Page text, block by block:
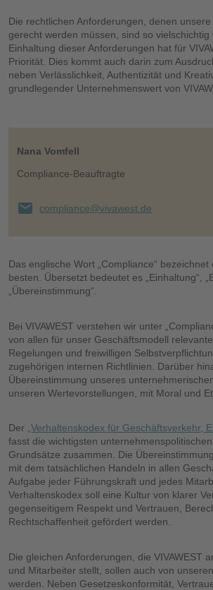
Die rechtlichen Anforderungen, denen
gerecht werden müssen, sind so vielschichtig
Einhaltung dieser Anforderungen hat für
Priorität. Dies kommt auch darin zum
neben Verlässlichkeit, Authentizität und
grundlegender Unternehmenswert von
Nana Vomfell
Compliance-Beauftragte
compliance@vivawest.de
Das englische Wort „Compliance“
besten. Übersetzt bedeutet es „Einhaltung“,
„Übereinstimmung“.
Bei VIVAWEST verstehen wir unter
von allen für unser Geschäftsmodell
Regelungen und freiwilligen
zugehörigen internen Richtlinien. Darüber
Übereinstimmung unseres
unseren Wertevorstellungen, mit Moral und
Der „Verhaltenskodex für Geschäftsverkehr,
fasst die wichtigsten
Grundsätze zusammen. Die
mit dem tatsächlichen Handeln in allen
Aufgabe jeder Führungskraft und jedes
Verhaltenskodex soll eine Kultur von klarer
gegenseitigem Respekt und Vertrauen,
Rechtschaffenheit gefördert werden.
Die gleichen Anforderungen, die VIVAWEST
und Mitarbeiter stellt, sollen auch von
werden. Neben Gesetzeskonformität,